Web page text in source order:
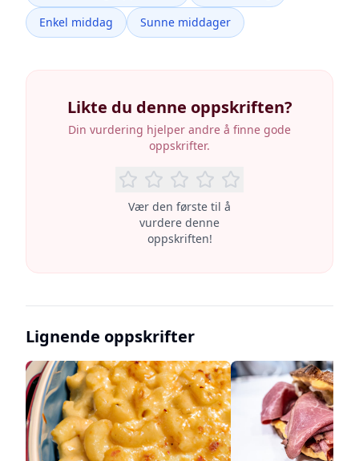
Enkel middag
Sunne middager
Likte du denne oppskriften?
Din vurdering hjelper andre å finne gode
oppskrifter.
Vær den første til å
vurdere denne
oppskriften!
Lignende oppskrifter